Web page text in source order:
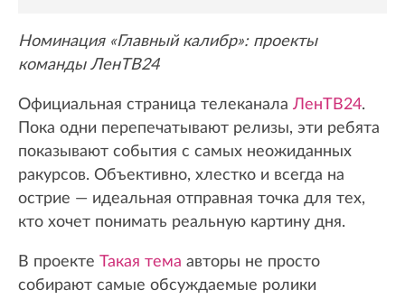
Номинация «Главный калибр»: проекты
команды ЛенТВ24
Официальная страница телеканала ЛенТВ24.
Пока одни перепечатывают релизы, эти ребята
показывают события с самых неожиданных
ракурсов. Объективно, хлестко и всегда на
острие — идеальная отправная точка для тех,
кто хочет понимать реальную картину дня.
В проекте Такая тема авторы не просто
собирают самые обсуждаемые ролики